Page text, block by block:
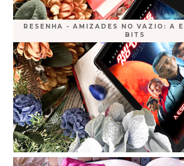
RESENHA - AMIZADES NO VAZIO: A
BITS